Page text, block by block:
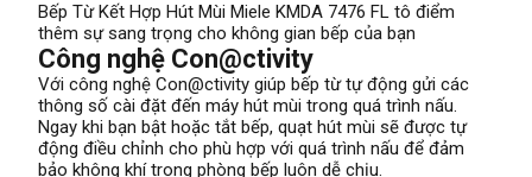
Bếp Từ Kết Hợp Hút Mùi Miele KMDA 7476 FL tô điểm
thêm sự sang trọng cho không gian bếp của bạn
Công nghệ Con@ctivity
Với công nghệ Con@ctivity giúp bếp từ tự động gửi các
thông số cài đặt đến máy hút mùi trong quá trình nấu.
Ngay khi bạn bật hoặc tắt bếp, quạt hút mùi sẽ được tự
động điều chỉnh cho phù hợp với quá trình nấu để đảm
bảo không khí trong phòng bếp luôn dễ chịu.